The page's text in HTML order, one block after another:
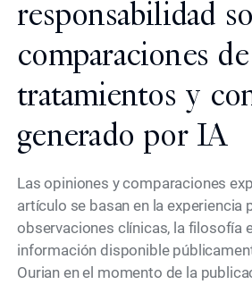
responsabilidad
comparaciones de
tratamientos y
generado por IA
Las opiniones y comparaciones
artículo se basan en la experiencia
observaciones clínicas, la filosofía
información disponible
Ourian en el momento de la